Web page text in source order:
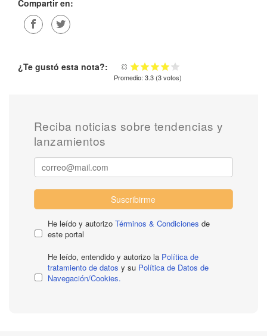
Compartir en:
¿Te gustó esta nota?:
Promedio: 3.3 (3votos)
Reciba noticias sobre tendencias y
lanzamientos
Suscribirme
He leído y autorizo Términos & Condiciones de
este portal
He leído, entendido y autorizo la Política de
tratamiento de datos y su Política de Datos de
Navegación/Cookies.